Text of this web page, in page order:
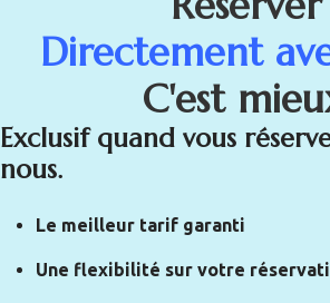
Directement
C'est
Exclusif quand vous
nous.
Le meilleur tarif garanti
Une flexibilité sur votre